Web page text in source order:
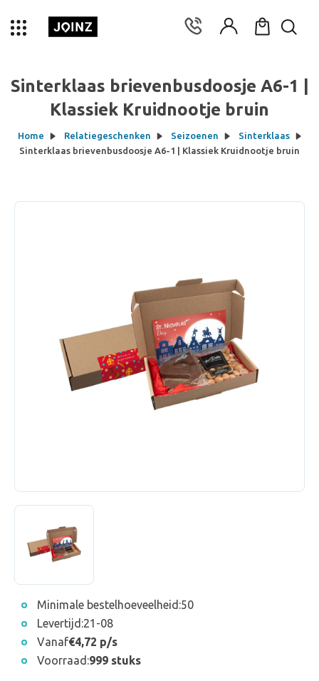
Sinterklaas brievenbusdoosje A6-1 |
Klassiek Kruidnootje bruin
Home Relatiegeschenken Seizoenen
Sinterklaas
Sinterklaas brievenbusdoosje A6-1 | Klassiek Kruidnootje bruin
Minimale bestelhoeveelheid:50
Levertijd:21-08
Vanaf€4,72 p/s
Voorraad:999 stuks